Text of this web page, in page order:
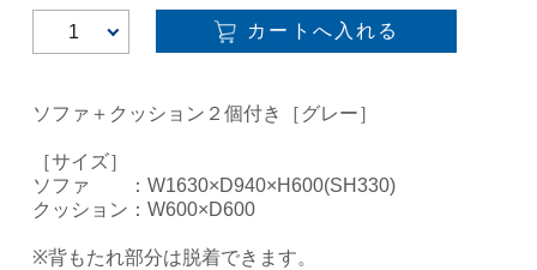
1 カートへ入れる
ソファ＋クッション２個付き［グレー］
［サイズ］
ソファ ：W1630×D940×H600(SH330)
クッション：W600×D600
※背もたれ部分は脱着できます。